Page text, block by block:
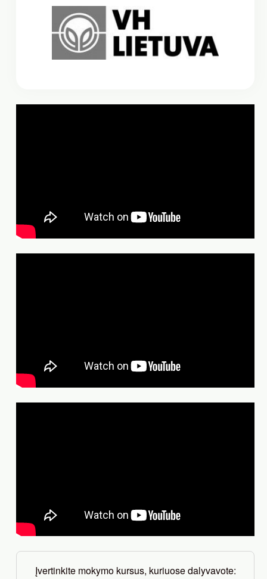
Įvertinkite mokymo kursus, kuriuose dalyvavote: